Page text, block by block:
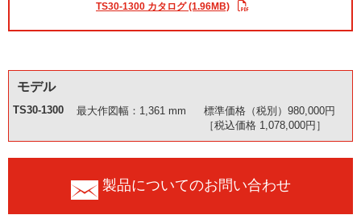
TS30-1300 カタログ (1.96MB)
モデル
TS30-1300 最大作図幅：1,361 mm
標準価格（税別）980,000円
［税込価格 1,078,000円］
製品についてのお問い合わせ